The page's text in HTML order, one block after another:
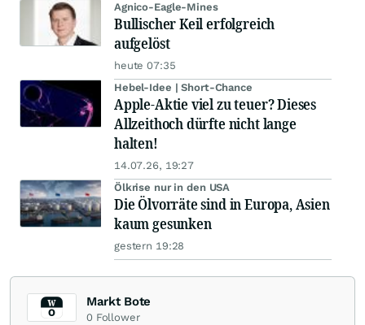
Agnico-Eagle-Mines
Bullischer Keil erfolgreich
aufgelöst
heute 07:35
Hebel-Idee | Short-Chance
Apple-Aktie viel zu teuer? Dieses
Allzeithoch dürfte nicht lange
halten!
14.07.26, 19:27
Ölkrise nur in den USA
Die Ölvorräte sind in Europa, Asien
kaum gesunken
gestern 19:28
Markt Bote
0 Follower